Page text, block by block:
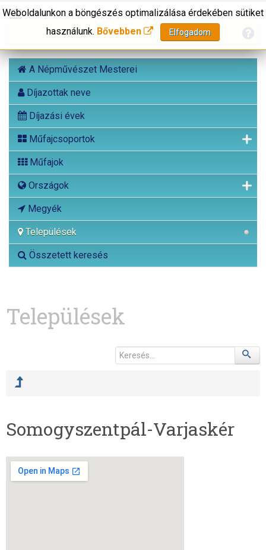
A Népművészet Mesterei
Díjazottak neve
Díjazási évek
Műfajcsoportok
Műfajok
Országok
Megyék
Települések
Összetett keresés
Weboldalunkon a böngészés optimalizálása érdekében sütiket
használunk. Bővebben Elfogadom
Települések
Somogyszentpál-Varjaskér